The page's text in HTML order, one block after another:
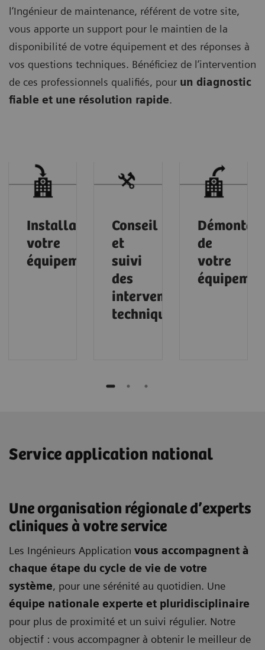
l’Ingénieur de maintenance, référent de votre site,
vous apporte un support pour le maintien de la
disponibilité de votre équipement et des réponses à
vos questions techniques. Bénéficiez de l’intervention
de ces professionnels qualifiés, pour un diagnostic
fiable et une résolution rapide.
Installation de
votre
équipement
Conseil
et
suivi
des
interventions
techniques
de
votre
Service application national
Une organisation régionale d’experts
cliniques à votre service
Les Ingénieurs Application vous accompagnent à
chaque étape du cycle de vie de votre
système, pour une sérénité au quotidien. Une
équipe nationale experte et pluridisciplinaire
pour plus de proximité et un suivi régulier. Notre
objectif : vous accompagner à obtenir le meilleur de